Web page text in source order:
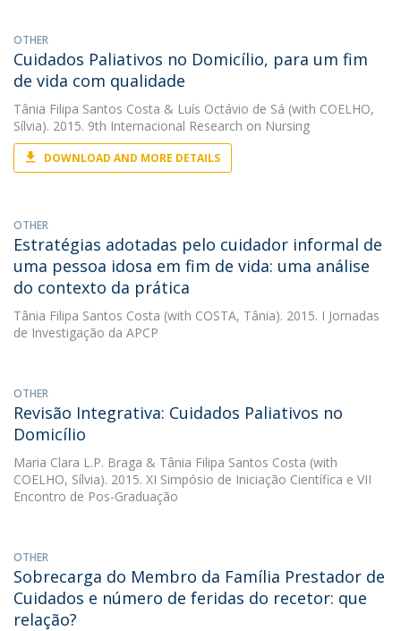
OTHER
Cuidados Paliativos no Domicílio, para um fim
de vida com qualidade
Tânia Filipa Santos Costa & Luís Octávio de Sá (with COELHO,
Sílvia). 2015. 9th Internacional Research on Nursing
DOWNLOAD AND MORE DETAILS
OTHER
Estratégias adotadas pelo cuidador informal de
uma pessoa idosa em fim de vida: uma análise
do contexto da prática
Tânia Filipa Santos Costa (with COSTA, Tânia). 2015. I Jornadas
de Investigação da APCP
OTHER
Revisão Integrativa: Cuidados Paliativos no
Domicílio
Maria Clara L.P. Braga & Tânia Filipa Santos Costa (with
COELHO, Sílvia). 2015. XI Simpósio de Iniciação Científica e VII
Encontro de Pos-Graduação
OTHER
Sobrecarga do Membro da Família Prestador de
Cuidados e número de feridas do recetor: que
relação?